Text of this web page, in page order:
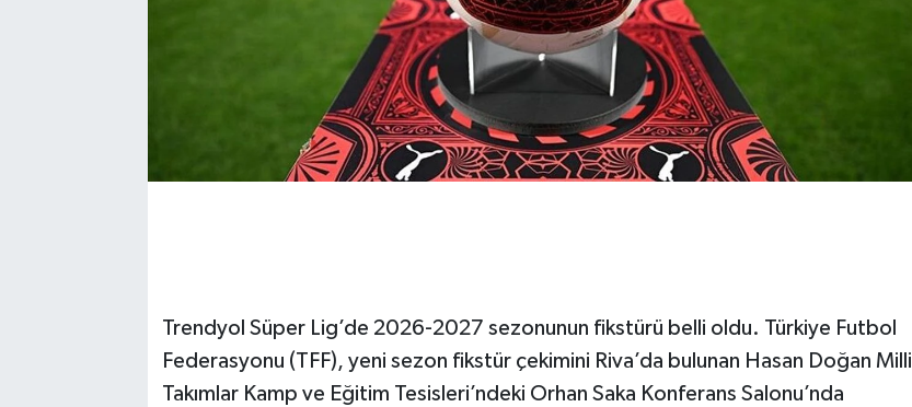
Trendyol Süper Lig’de 2026-2027 sezonunun fikstürü belli oldu. Türkiye Futbol
Federasyonu (TFF), yeni sezon fikstür çekimini Riva’da bulunan Hasan Doğan Milli
Takımlar Kamp ve Eğitim Tesisleri’ndeki Orhan Saka Konferans Salonu’nda